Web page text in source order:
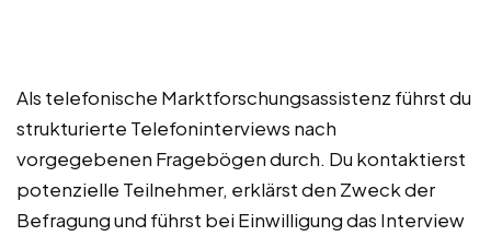
Als telefonische Marktforschungsassistenz führst du
strukturierte Telefoninterviews nach
vorgegebenen Fragebögen durch. Du kontaktierst
potenzielle Teilnehmer, erklärst den Zweck der
Befragung und führst bei Einwilligung das Interview